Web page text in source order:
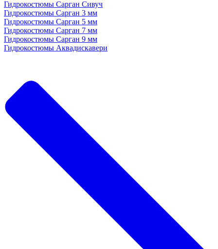
Гидрокостюмы Сарган Сивуч
Гидрокостюмы Сарган 3 мм
Гидрокостюмы Сарган 5 мм
Гидрокостюмы Сарган 7 мм
Гидрокостюмы Сарган 9 мм
Гидрокостюмы Аквадискавери